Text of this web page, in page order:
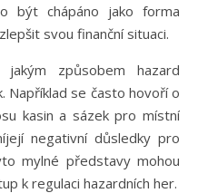
být chápáno jako forma
svou finanční situaci.
způsobem hazard
Například se často hovoří o
kasin a sázek pro místní
negativní důsledky pro
mylné představy mohou
k regulaci hazardních her.